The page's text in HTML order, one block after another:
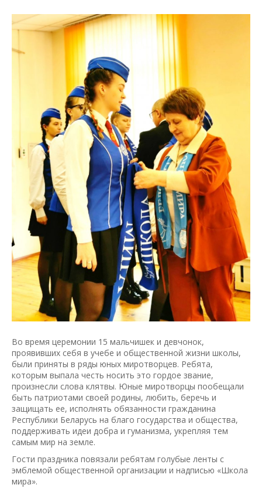
Во время церемонии 15 мальчишек и девчонок,
проявивших себя в учебе и общественной жизни школы,
были приняты в ряды юных миротворцев. Ребята,
которым выпала честь носить это гордое звание,
произнесли слова клятвы. Юные миротворцы пообещали
быть патриотами своей родины, любить, беречь и
защищать ее, исполнять обязанности гражданина
Республики Беларусь на благо государства и общества,
поддерживать идеи добра и гуманизма, укрепляя тем
самым мир на земле.
Гости праздника повязали ребятам голубые ленты с
эмблемой общественной организации и надписью «Школа
мира».